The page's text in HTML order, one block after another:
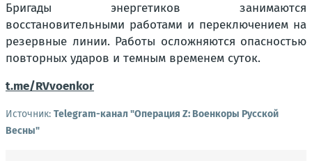
Бригады энергетиков занимаются
восстановительными работами и переключением на
резервные линии. Работы осложняются опасностью
повторных ударов и темным временем суток.
t.me/RVvoenkor
Источник: Telegram-канал "Операция Z: Военкоры Русской
Весны"